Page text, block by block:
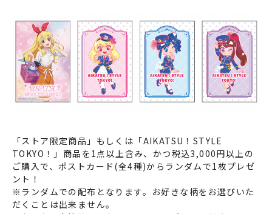
「ストア限定商品」もしくは「AIKATSU！STYLE
TOKYO！」商品を1点以上含み、かつ税込3,000円以上の
ご購入で、ポストカード(全4種)からランダムで1枚プレゼ
ント！
※ランダムでの配布となります。お好きな柄をお選びいた
だくことは出来ません。